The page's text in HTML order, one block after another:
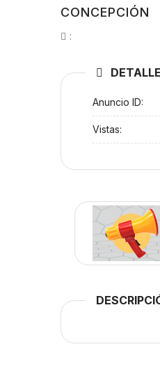
CONCEPCIÓN
:
Anuncio ID:
Vistas: